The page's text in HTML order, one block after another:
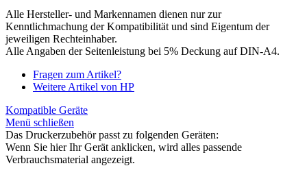
Alle Hersteller- und Markennamen dienen nur zur
Kenntlichmachung der Kompatibilität und sind Eigentum der
jeweiligen Rechteinhaber.
Alle Angaben der Seitenleistung bei 5% Deckung auf DIN-A4.
Fragen zum Artikel?
Weitere Artikel von HP
Kompatible Geräte
Menü schließen
Das Druckerzubehör passt zu folgenden Geräten:
Wenn Sie hier Ihr Gerät anklicken, wird alles passende
Verbrauchsmaterial angezeigt.